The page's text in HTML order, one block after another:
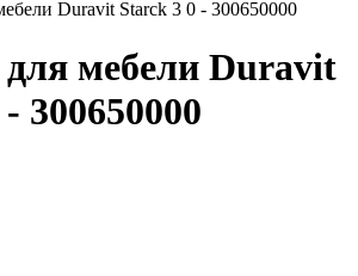
Duravit Starck 3 0 - 300650000
мебели Duravit
300650000